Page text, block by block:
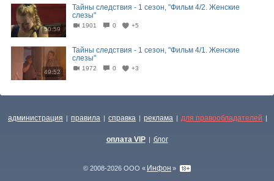
50:59
Тайны следствия - 1 сезон, "Фильм 4/2. Женские
слезы"
1901 0 +5
49:52
Тайны следствия - 1 сезон, "Фильм 4/1. Женские
слезы"
1972 0 +3
администрация | правила | справка | реклама | для правообладателей |
оплата VIP | блог
© 2008-2026 ООО « Инфон »